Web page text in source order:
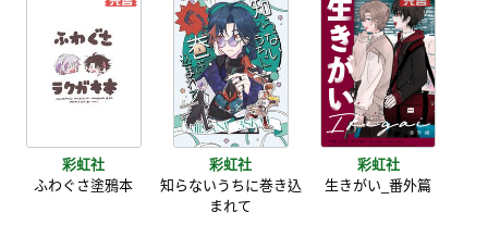
彩虹社
ふわぐさ塗鴉本
彩虹社
知らないうちに巻き込
まれて
彩虹社
生きがい_番外篇